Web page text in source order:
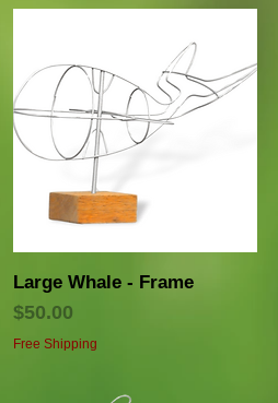
クイックビュー
Large Whale - Frame
価格
$50.00
Free Shipping